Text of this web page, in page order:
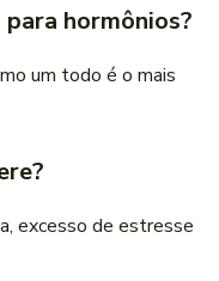
hormônios?
um todo é o mais
excesso de estresse